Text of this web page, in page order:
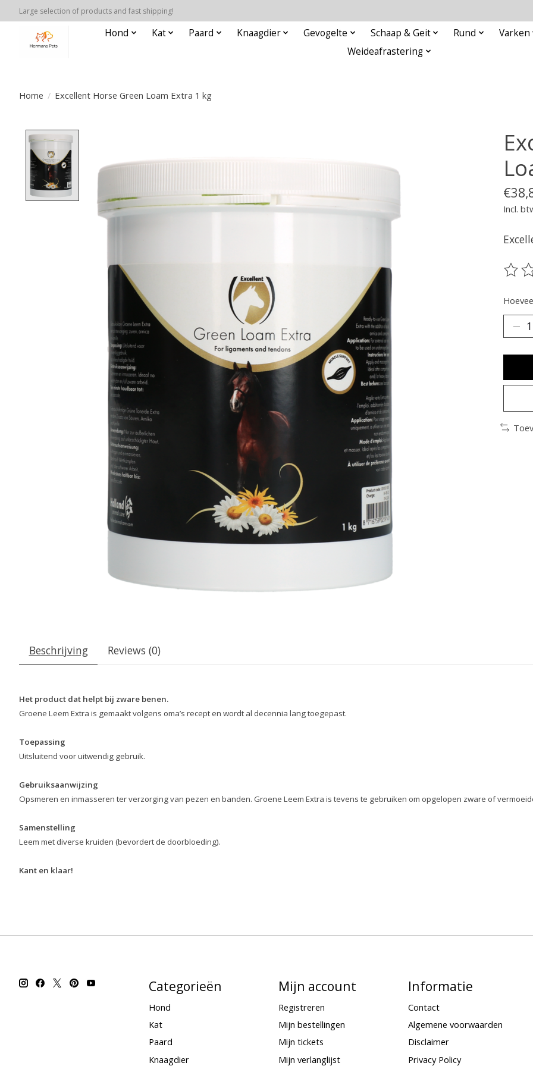
Large selection of products and fast shipping!
Hond Kat Paard Knaagdier Gevogelte Schaap & Geit Rund Varken
Weideafrastering
Home / Excellent Horse Green Loam Extra 1 kg
Incl.
De
Beschrijving Reviews (0)
Het product dat helpt bij zware benen.
Groene Leem Extra is gemaakt volgens oma’s recept en wordt al decennia lang toegepast.
Toepassing
Uitsluitend voor uitwendig gebruik.
Gebruiksaanwijzing
Opsmeren en inmasseren ter verzorging van pezen en banden. Groene Leem Extra is tevens te gebruiken om opgelopen zware of
Samenstelling
Leem met diverse kruiden (bevordert de doorbloeding).
Kant en klaar!
Categorieën
Hond
Kat
Paard
Knaagdier
Mijn account
Registreren
Mijn bestellingen
Mijn tickets
Mijn verlanglijst
Informatie
Contact
Algemene voorwaarden
Disclaimer
Privacy Policy